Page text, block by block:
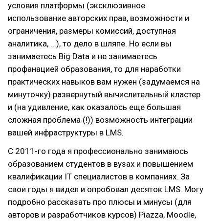
условия платформы (эксклюзивное
использование авторских прав, возможности и
ограничения, размеры комиссий, доступная
аналитика, ...), то дело в шляпе. Но если вы
занимаетесь Big Data и не занимаетесь
профанацией образования, то для наработки
практических навыков вам нужен (задумаемся на
минуточку) развернутый вычислительный кластер
и (на удивление, как оказалось еще большая
сложная проблема (!)) возможность интеграции
вашей инфраструктуры в LMS.
С 2011-го года я профессионально занимаюсь
образованием студентов в вузах и повышением
квалификации IT специалистов в компаниях. За
свои годы я видел и опробовал десяток LMS. Могу
подробно рассказать про плюсы и минусы (для
авторов и разработчиков курсов) Piazza, Moodle,